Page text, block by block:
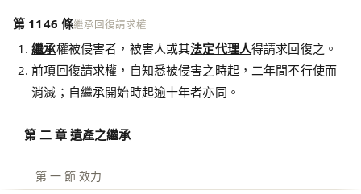
第 1146 條繼承回復請求權
繼承權被侵害者，被害人或其法定代理人得請求回復之。
前項回復請求權，自知悉被侵害之時起，二年間不行使而
消滅；自繼承開始時起逾十年者亦同。
第 二 章 遺產之繼承
第 一 節 效力